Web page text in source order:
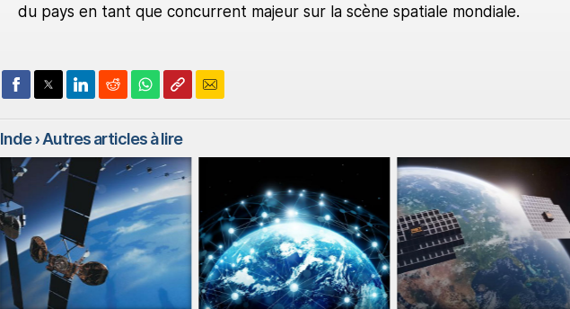
du pays en tant que concurrent majeur sur la scène spatiale mondiale.
Inde› Autres articles à lire